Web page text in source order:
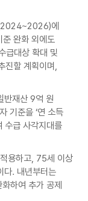
(2024~2026)에
완화 외에도
급대상 확대 및
진할 계획이며,
반재산 9억 원
기준을 ‘연 소득
수급 사각지대를
용하고, 75세 이상
다. 내년부터는
하여 추가 공제